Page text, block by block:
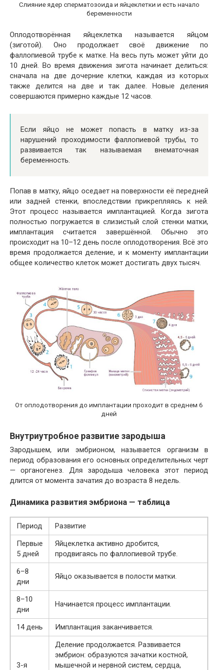
Слияние ядер сперматозоида и яйцеклетки и есть начало
беременности
Оплодотворённая яйцеклетка называется яйцом
(зиготой). Оно продолжает своё движение по
фаллопиевой трубе к матке. На весь путь может уйти до
10 дней. Во время движения зигота начинает делиться:
сначала на две дочерние клетки, каждая из которых
также делится на две и так далее. Новые деления
совершаются примерно каждые 12 часов.
Если яйцо не может попасть в матку из-за
нарушений проходимости фаллопиевой трубы, то
развивается так называемая внематочная
беременность.
Попав в матку, яйцо оседает на поверхности её передней
или задней стенки, впоследствии прикрепляясь к ней.
Этот процесс называется имплантацией. Когда зигота
полностью погружается в слизистый слой стенки матки,
имплантация считается завершённой. Обычно это
происходит на 10–12 день после оплодотворения. Всё это
время продолжается деление, и к моменту имплантации
общее количество клеток может достигать двух тысяч.
От оплодотворения до имплантации проходит в среднем 6
дней
Внутриутробное развитие зародыша
Зародышем, или эмбрионом, называется организм в
период образования его основных определительных черт
— органогенез. Для зародыша человека этот период
длится от момента зачатия до возраста 8 недель.
Динамика развития эмбриона — таблица
Период
Развитие
Первые
5 дней
Яйцеклетка активно дробится,
продвигаясь по фаллопиевой трубе.
6–8
дни
Яйцо оказывается в полости матки.
8–10
дни
Начинается процесс имплантации.
14 день Имплантация заканчивается.
3-я
Деление продолжается. Развивается
эмбрион: образуются зачатки костной,
мышечной и нервной систем, сердца,